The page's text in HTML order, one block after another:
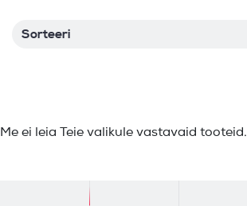
Sorteeri
Me ei leia Teie valikule vastavaid tooteid.